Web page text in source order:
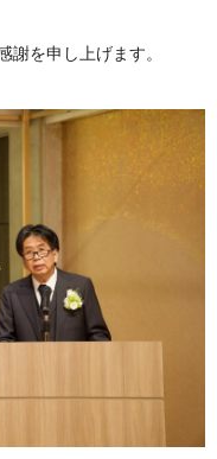
謝を申し上げます。